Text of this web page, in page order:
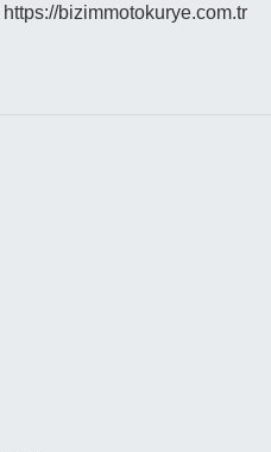
https://bizimmotokurye.com.tr